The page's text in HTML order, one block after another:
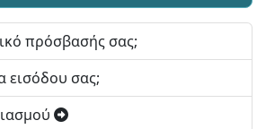
πρόσβασής σας;
εισόδου σας;